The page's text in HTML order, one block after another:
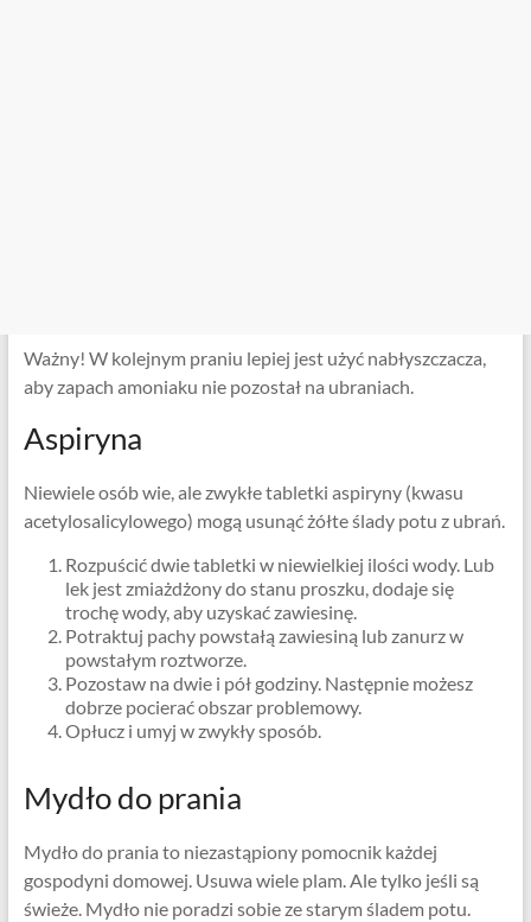
Ważny! W kolejnym praniu lepiej jest użyć nabłyszczacza,
aby zapach amoniaku nie pozostał na ubraniach.
Aspiryna
Niewiele osób wie, ale zwykłe tabletki aspiryny (kwasu
acetylosalicylowego) mogą usunąć żółte ślady potu z ubrań.
Rozpuścić dwie tabletki w niewielkiej ilości wody. Lub
lek jest zmiażdżony do stanu proszku, dodaje się
trochę wody, aby uzyskać zawiesinę.
Potraktuj pachy powstałą zawiesiną lub zanurz w
powstałym roztworze.
Pozostaw na dwie i pół godziny. Następnie możesz
dobrze pocierać obszar problemowy.
Opłucz i umyj w zwykły sposób.
Mydło do prania
Mydło do prania to niezastąpiony pomocnik każdej
gospodyni domowej. Usuwa wiele plam. Ale tylko jeśli są
świeże. Mydło nie poradzi sobie ze starym śladem potu.